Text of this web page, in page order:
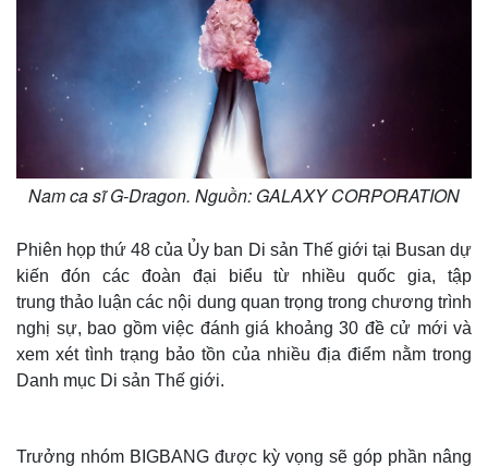
Nam ca sĩ G-Dragon. Nguồn: GALAXY CORPORATION
Phiên họp thứ 48 của Ủy ban Di sản Thế giới tại Busan dự
kiến ​​đón các đoàn đại biểu từ nhiều quốc gia, tập
trung thảo luận các nội dung quan trọng trong chương trình
nghị sự, bao gồm việc đánh giá khoảng 30 đề cử mới và
xem xét tình trạng bảo tồn của nhiều địa điểm nằm trong
Danh mục Di sản Thế giới.
Trưởng nhóm BIGBANG được kỳ vọng sẽ góp phần nâng